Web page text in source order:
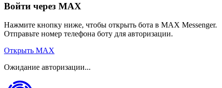
Войти через MAX
Нажмите кнопку ниже, чтобы открыть бота в MAX Messenger.
Отправьте номер телефона боту для авторизации.
Открыть MAX
Ожидание авторизации...